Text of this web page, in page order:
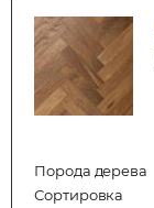
Порода дерева
Сортировка